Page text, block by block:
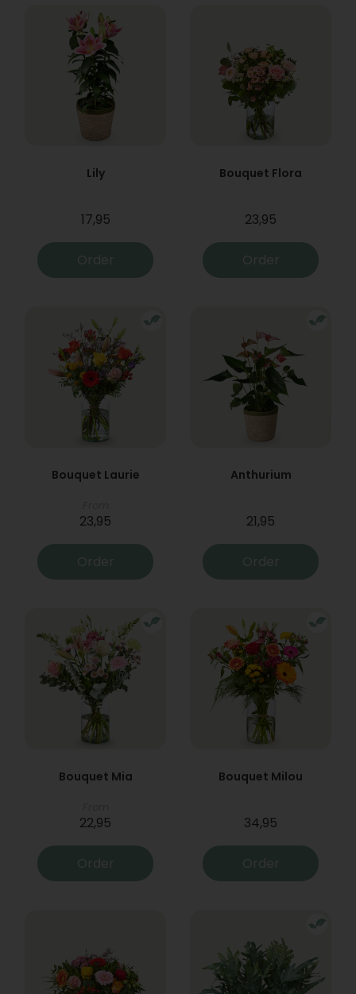
Lily
17,95
Order
Bouquet Flora
23,95
Order
Bouquet Laurie
23,95
Order
Anthurium
21,95
Order
Bouquet Mia
22,95
Order
Bouquet Milou
34,95
Order